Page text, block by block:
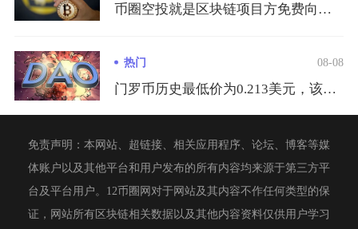
币圈空投就是区块链项目方免费向符合条件的用户钱包发放代币、N...
热门 08-08
门罗币历史最低价为0.213美元，该低点定格在2015年1月...
免责声明：本网站、超链接、相关应用程序、论坛、博客等媒
体账户以及其他平台和用户发布的所有内容均来源于第三方平
台及平台用户。12币圈网对于网站及其内容不作任何类型的保
证，网站所有区块链相关数据以及其他内容资料仅供用户学习